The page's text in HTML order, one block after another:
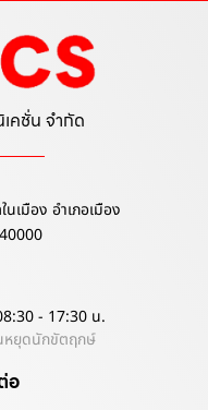
คชั่น จำกัด
เมือง อำเภอเมือง
- 17:30 น.
หยุดนักขัตฤกษ์
อ